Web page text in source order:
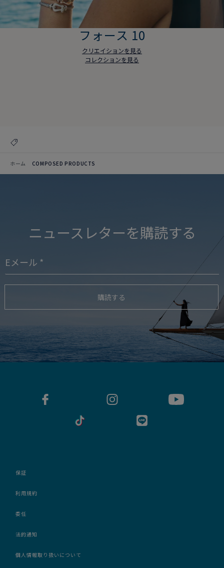
フォース 10
クリエイションを見る
コレクションを見る
ホーム COMPOSED PRODUCTS
ニュースレターを購読する
購読する
保証
利用規約
委任
法的通知
個人情報取り扱いについて